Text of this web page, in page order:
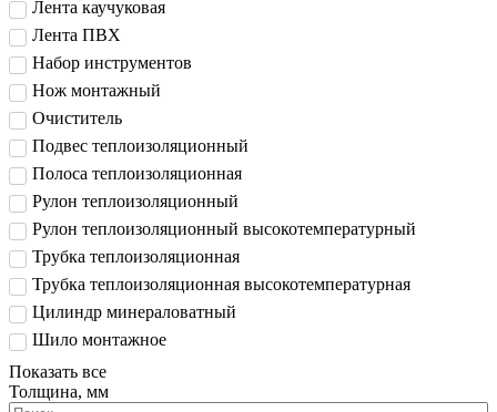
Лента каучуковая
Лента ПВХ
Набор инструментов
Нож монтажный
Очиститель
Подвес теплоизоляционный
Полоса теплоизоляционная
Рулон теплоизоляционный
Рулон теплоизоляционный высокотемпературный
Трубка теплоизоляционная
Трубка теплоизоляционная высокотемпературная
Цилиндр минераловатный
Шило монтажное
Показать все
Толщина, мм